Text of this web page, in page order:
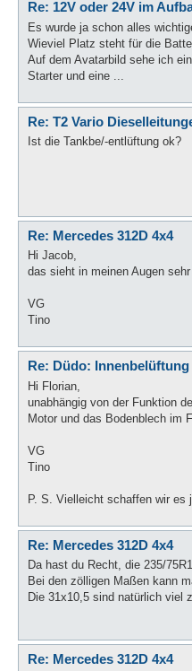
Re: 12V oder 24V im
Es wurde ja schon alles
Wieviel Platz steht für die
Auf dem Avatarbild sehe ich
Starter und eine ...
Re: T2 Vario
Ist die Tankbe/-entlüftung ok?
Re: Mercedes 312D 4x4
Hi Jacob,
das sieht in meinen Augen
VG
Tino
Re: Düdo:
Hi Florian,
unabhängig von der Funktion
Motor und das Bodenblech im
VG
Tino
P. S. Vielleicht schaffen wir es
Re: Mercedes 312D 4x4
Da hast du Recht, die 235/
Bei den zölligen Maßen kann
Die 31x10,5 sind natürlich viel
Re: Mercedes 312D 4x4